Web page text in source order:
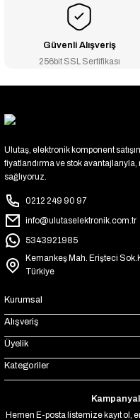
Güvenli Alışveriş
256bit SSL Sertifikası
Ulutaş, elektronik komponent
fiyatlandırma ve stok
sağlıyoruz.
0212 249 90 97
info@ulutaselektronik.com.tr
5343921985
Kemankeş Mah. Erişteci
Türkiye
Kurumsal
Alışveriş
Üyelik
Kategoriler
Hemen E-posta listemize kayıt ol,